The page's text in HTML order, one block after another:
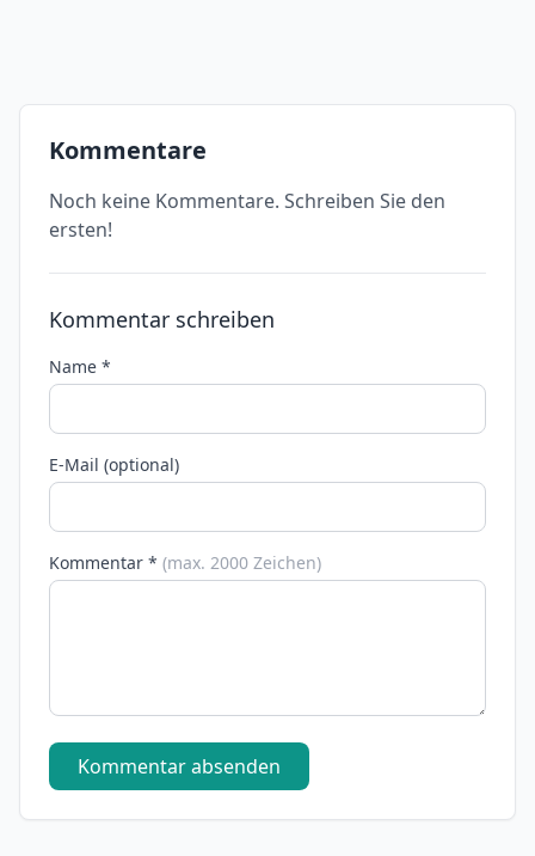
Kommentare
Noch keine Kommentare. Schreiben Sie den
ersten!
Kommentar schreiben
Name *
E-Mail (optional)
Kommentar * (max. 2000 Zeichen)
Kommentar absenden